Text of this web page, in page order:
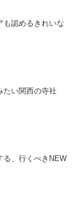
も認めるきれいな
たい関西の寺社
る、行くべきNEW